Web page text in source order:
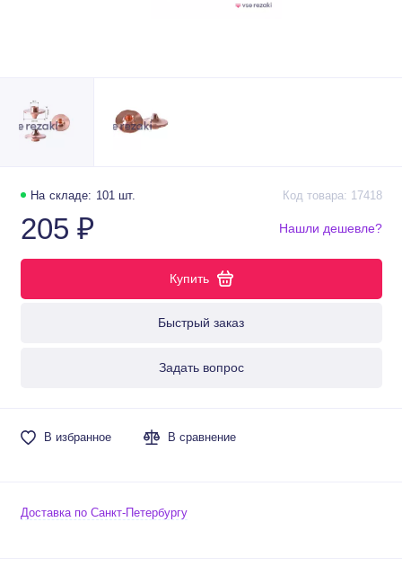
На складе: 101 шт. Код товара: 17418
205 ₽
Купить
Быстрый заказ
Задать вопрос
Нашли дешевле?
В избранное В сравнение
Доставка по Санкт-Петербургу